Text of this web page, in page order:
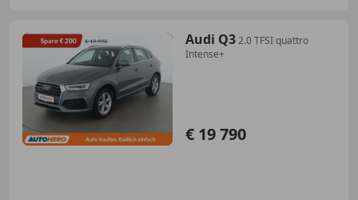
Audi Q32.0 TFSI quattro
Intense+
€ 19 790